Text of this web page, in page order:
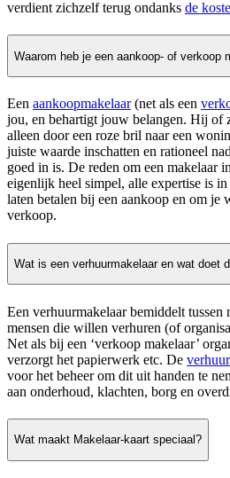
verdient zichzelf terug ondanks de
Waarom heb je een aankoop- of verkoop
Een aankoopmakelaar(net als een
jou, en behartigt jouw belangen. Hij of
alleen door een roze bril naar een
juiste waarde inschatten en rationeel
goed in is. De reden om een makelaar
eigenlijk heel simpel, alle expertise is
laten betalen bij een aankoop en om je
verkoop.
Wat is een verhuurmakelaar en wat doet
Een verhuurmakelaar bemiddelt tussen
mensen die willen verhuren (of
Net als bij een ‘verkoop makelaar’
verzorgt het papierwerk etc. De
voor het beheer om dit uit handen te
aan onderhoud, klachten, borg en
Wat maakt Makelaar-kaart speciaal?